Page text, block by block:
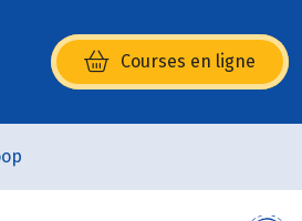
Courses en ligne
(s’ouvre dans une nouvelle